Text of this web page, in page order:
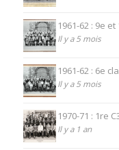
1961-62 : 9e et
Il y a 5 mois
1961-62 : 6e
Il y a 5 mois
1970-71 : 1re
Il y a 1 an